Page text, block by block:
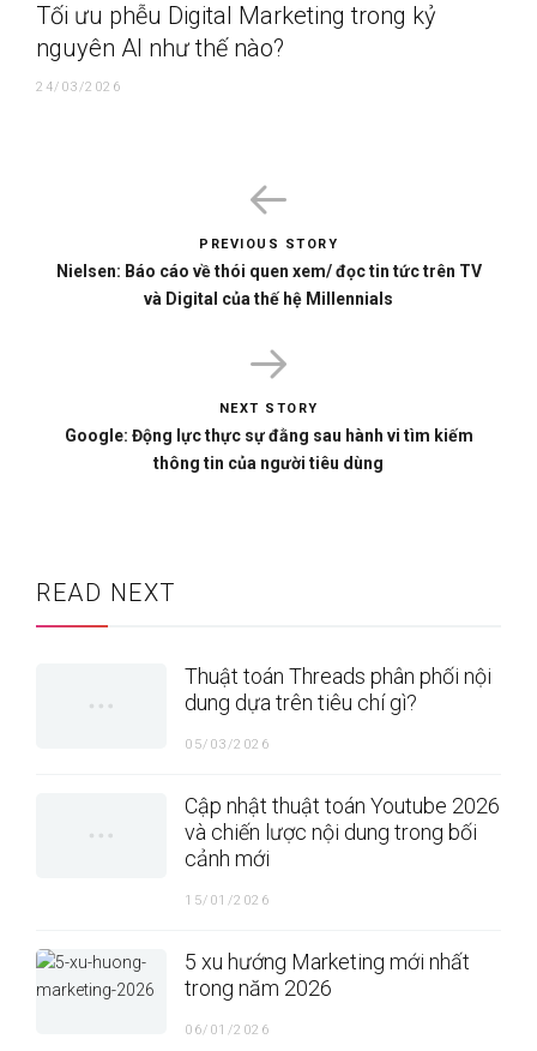
Tối ưu phễu Digital Marketing trong kỷ
nguyên AI như thế nào?
24/03/2026
PREVIOUS STORY
Nielsen: Báo cáo về thói quen xem/ đọc tin tức trên TV
và Digital của thế hệ Millennials
NEXT STORY
Google: Động lực thực sự đằng sau hành vi tìm kiếm
thông tin của người tiêu dùng
READ NEXT
Thuật toán Threads phân phối nội
dung dựa trên tiêu chí gì?
05/03/2026
Cập nhật thuật toán Youtube 2026
và chiến lược nội dung trong bối
cảnh mới
15/01/2026
5 xu hướng Marketing mới nhất
trong năm 2026
06/01/2026